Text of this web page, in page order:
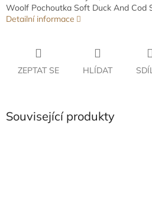
Woolf Pochoutka Soft Duck And Cod
Detailní informace
ZEPTAT SE HLÍDAT
Související produkty